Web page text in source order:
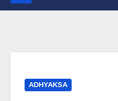
ADHYAKSA